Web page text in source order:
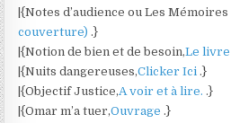
|{Notes d’audience ou Les
couverture).}
|{Notion de bien et de besoin,Le
|{Nuits dangereuses,Clicker Ici.}
|{Objectif Justice,A voir et à lire..}
|{Omar m’a tuer,Ouvrage.}